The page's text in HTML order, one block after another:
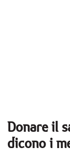
Donare il
dicono i